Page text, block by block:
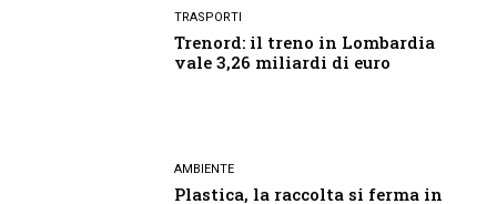
TRASPORTI
Trenord: il treno in Lombardia
vale 3,26 miliardi di euro
AMBIENTE
Plastica, la raccolta si ferma in